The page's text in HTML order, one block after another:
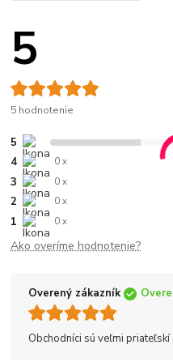
5
5 hodnotenie
5
4 0 x
3 0 x
2 0 x
1 0 x
Ako overíme hodnotenie?
Overený zákazník
Obchodníci sú veľmi priateľskí